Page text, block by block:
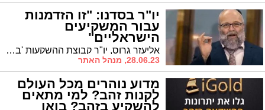
יו"ר בסדנו: "זו הזדמנות
עבור המשקיעים
הישראליים"
אליעזר גרוס, יו"ר קבוצת ההשקעות 'בסדנו' רואה בתקופה המאתגרת בכלכלה העולמית, הזדמנות עבור המשקיעים עם השקלים
28.06.23, מנהל האתר
מדוע נוהרים מכל העולם
לקנות זהב? למי מתאים
להשקיע בזהב? בואו